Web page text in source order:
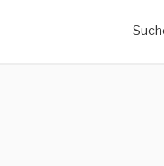
nach: